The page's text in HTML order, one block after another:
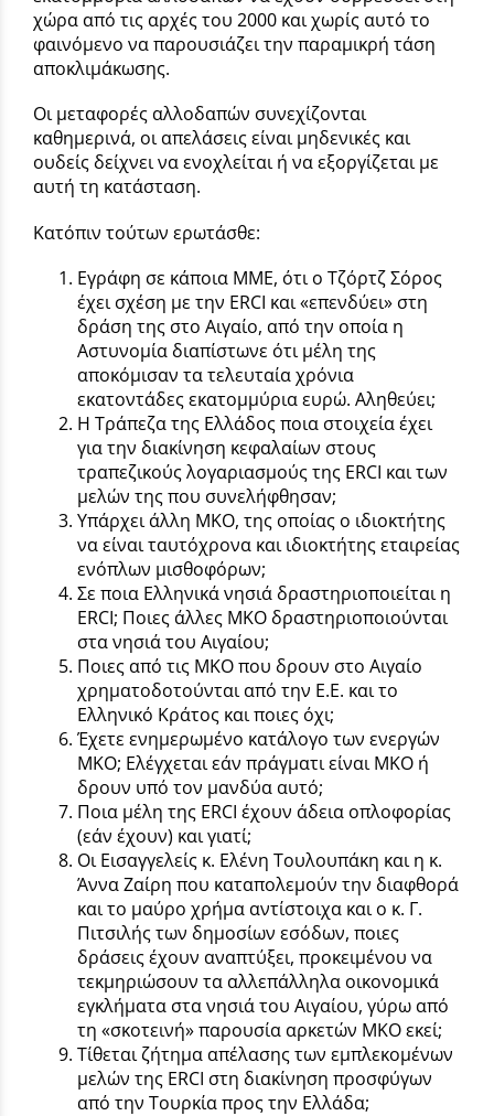
χώρα από τις αρχές του 2000 και χωρίς αυτό το
φαινόμενο να παρουσιάζει την παραμικρή τάση
αποκλιμάκωσης.
Οι μεταφορές αλλοδαπών συνεχίζονται
καθημερινά, οι απελάσεις είναι μηδενικές και
ουδείς δείχνει να ενοχλείται ή να εξοργίζεται με
αυτή τη κατάσταση.
Κατόπιν τούτων ερωτάσθε:
Εγράφη σε κάποια ΜΜΕ, ότι ο Τζόρτζ Σόρος
έχει σχέση με την ERCI και «επενδύει» στη
δράση της στο Αιγαίο, από την οποία η
Αστυνομία διαπίστωνε ότι μέλη της
αποκόμισαν τα τελευταία χρόνια
εκατοντάδες εκατομμύρια ευρώ. Αληθεύει;
Η Τράπεζα της Ελλάδος ποια στοιχεία έχει
για την διακίνηση κεφαλαίων στους
τραπεζικούς λογαριασμούς της ERCI και των
μελών της που συνελήφθησαν;
Υπάρχει άλλη ΜΚΟ, της οποίας ο ιδιοκτήτης
να είναι ταυτόχρονα και ιδιοκτήτης εταιρείας
ενόπλων μισθοφόρων;
Σε ποια Ελληνικά νησιά δραστηριοποιείται η
ERCI; Ποιες άλλες ΜΚΟ δραστηριοποιούνται
στα νησιά του Αιγαίου;
Ποιες από τις ΜΚΟ που δρουν στο Αιγαίο
χρηματοδοτούνται από την Ε.Ε. και το
Ελληνικό Κράτος και ποιες όχι;
Έχετε ενημερωμένο κατάλογο των ενεργών
ΜΚΟ; Ελέγχεται εάν πράγματι είναι ΜΚΟ ή
δρουν υπό τον μανδύα αυτό;
Ποια μέλη της ERCI έχουν άδεια οπλοφορίας
(εάν έχουν) και γιατί;
Οι Εισαγγελείς κ. Ελένη Τουλουπάκη και η κ.
Άννα Ζαίρη που καταπολεμούν την διαφθορά
και το μαύρο χρήμα αντίστοιχα και ο κ. Γ.
Πιτσιλής των δημοσίων εσόδων, ποιες
δράσεις έχουν αναπτύξει, προκειμένου να
τεκμηριώσουν τα αλλεπάλληλα οικονομικά
εγκλήματα στα νησιά του Αιγαίου, γύρω από
τη «σκοτεινή» παρουσία αρκετών ΜΚΟ εκεί;
Τίθεται ζήτημα απέλασης των εμπλεκομένων
μελών της ERCI στη διακίνηση προσφύγων
από την Τουρκία προς την Ελλάδα;